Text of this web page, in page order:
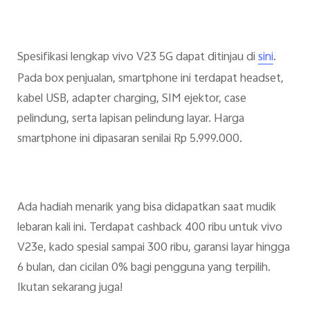
Spesifikasi lengkap vivo V23 5G dapat ditinjau disini.
Pada box penjualan, smartphone ini terdapat headset,
kabel USB, adapter charging, SIM ejektor, case
pelindung, serta lapisan pelindung layar. Harga
smartphone ini dipasaran senilai Rp 5.999.000.
Ada hadiah menarik yang bisa didapatkan saat mudik
lebaran kali ini. Terdapat cashback 400 ribu untuk vivo
V23e, kado spesial sampai 300 ribu, garansi layar hingga
6 bulan, dan cicilan 0% bagi pengguna yang terpilih.
Ikutan sekarang juga!